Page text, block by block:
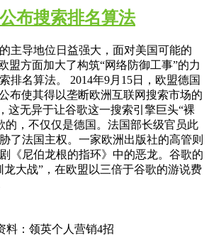
布搜索排名算法
主导地位日益强大，面对美国可能的
盟方面加大了构筑“网络防御工事”的力
排名算法。 2014年9月15日，欧盟德国
布使其得以垄断欧洲互联网搜索市场的
这无异于让谷歌这一搜索引擎巨头“裸
的，不仅仅是德国。法国部长级官员此
了法国主权。一家欧洲出版社的高管则
《尼伯龙根的指环》中的恶龙。谷歌的
龙大战”，在欧盟以三倍于谷歌的游说费